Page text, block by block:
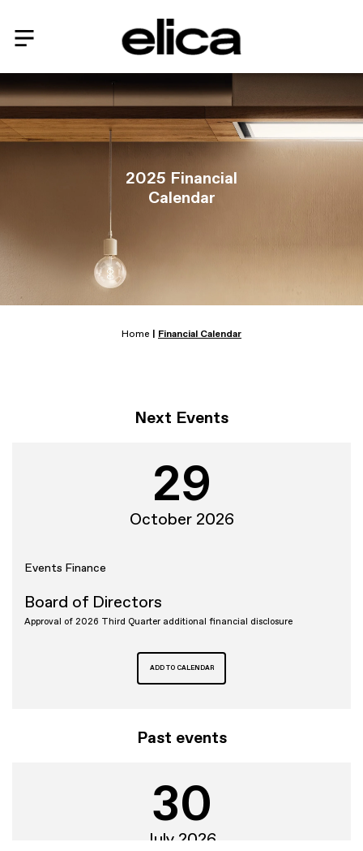
2025 Financial
Calendar
Home | Financial Calendar
Next Events
29
October 2026
Events Finance
Board of Directors
Approval of 2026 Third Quarter additional financial disclosure
ADD TO CALENDAR
Past events
30
July 2026